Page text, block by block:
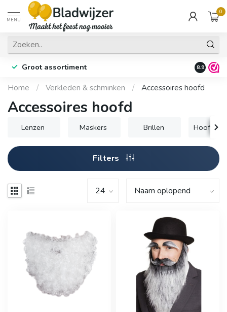
MENU
0
Groot assortiment Fysieke
8.9
Home / Verkleden & schminken / Accessoires hoofd
Accessoires hoofd
Lenzen Maskers Brillen
Filters